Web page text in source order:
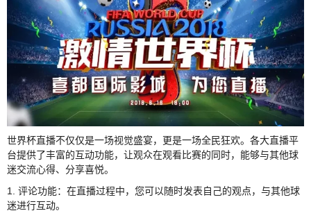
世界杯直播不仅仅是一场视觉盛宴，更是一场全民狂欢。各大直播平
台提供了丰富的互动功能，让观众在观看比赛的同时，能够与其他球
迷交流心得、分享喜悦。
1. 评论功能：在直播过程中，您可以随时发表自己的观点，与其他球
迷进行互动。